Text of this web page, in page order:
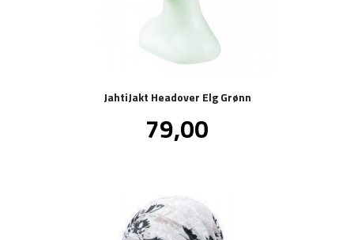
JahtiJakt Headover Elg Grønn
Pris
79,00